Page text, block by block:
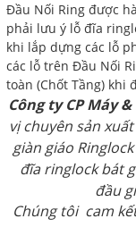
Đầu Nối Ring được
phải lưu ý lỗ đĩa
khi lắp dựng các lỗ
các lỗ trên Đầu Nối
toàn (Chốt Tầng) khi
Công ty CP Máy
vị chuyên sản
giàn giáo
đĩa ringlock bát
đầu
Chúng tôi cam